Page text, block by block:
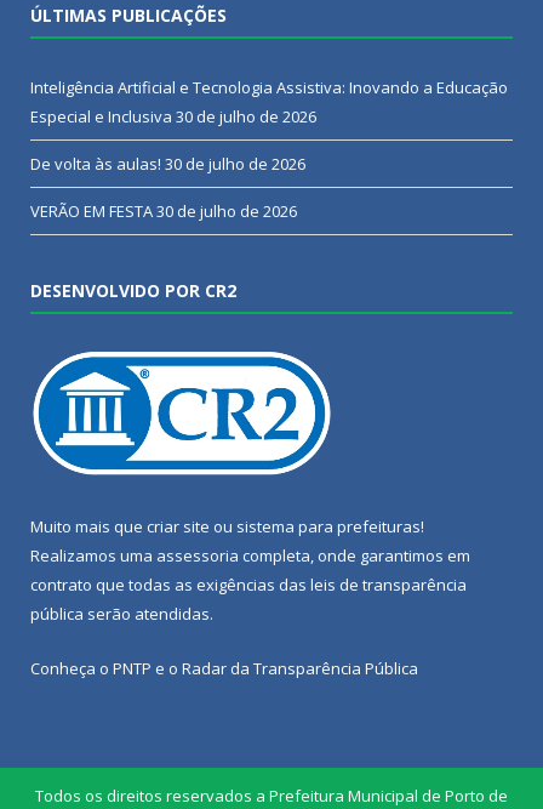
ÚLTIMAS PUBLICAÇÕES
Inteligência Artificial e Tecnologia Assistiva: Inovando a Educação
Especial e Inclusiva 30 de julho de 2026
De volta às aulas! 30 de julho de 2026
VERÃO EM FESTA30 de julho de 2026
DESENVOLVIDO POR CR2
Muito mais que criar site ou sistema para prefeituras!
Realizamos uma assessoria completa, onde garantimos em
contrato que todas as exigências das leis de transparência
pública serão atendidas.
Conheça o PNTP e o Radar da Transparência Pública
Todos os direitos reservados a Prefeitura Municipal de Porto de